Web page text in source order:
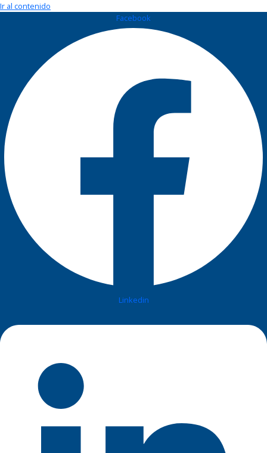
Ir al contenido
Facebook
Linkedin